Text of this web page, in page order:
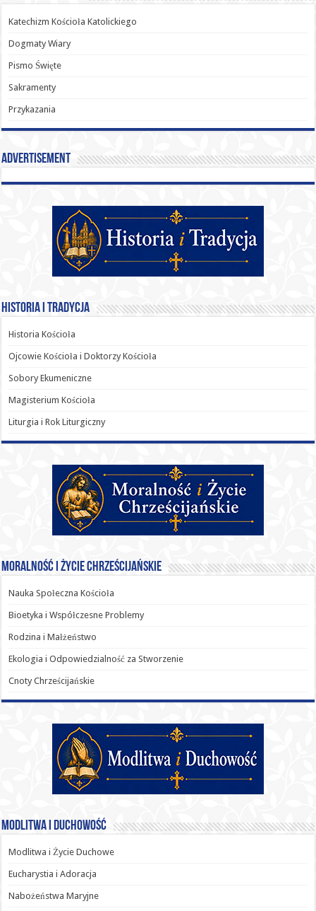
Katechizm Kościoła Katolickiego
Dogmaty Wiary
Pismo Święte
Sakramenty
Przykazania
Advertisement
Historia i Tradycja
Historia Kościoła
Ojcowie Kościoła i Doktorzy Kościoła
Sobory Ekumeniczne
Magisterium Kościoła
Liturgia i Rok Liturgiczny
Moralność i Życie Chrześcijańskie
Nauka Społeczna Kościoła
Bioetyka i Współczesne Problemy
Rodzina i Małżeństwo
Ekologia i Odpowiedzialność za Stworzenie
Cnoty Chrześcijańskie
Modlitwa i Duchowość
Modlitwa i Życie Duchowe
Eucharystia i Adoracja
Nabożeństwa Maryjne